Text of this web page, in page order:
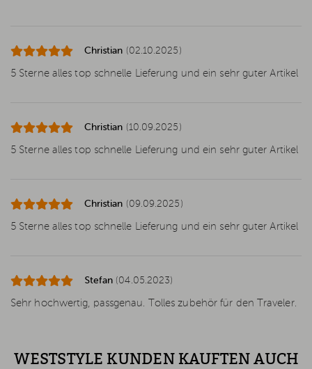
Christian (02.10.2025)
5 Sterne alles top schnelle Lieferung und ein sehr guter Artikel
Christian (10.09.2025)
5 Sterne alles top schnelle Lieferung und ein sehr guter Artikel
Christian (09.09.2025)
5 Sterne alles top schnelle Lieferung und ein sehr guter Artikel
Stefan (04.05.2023)
Sehr hochwertig, passgenau. Tolles zubehör für den Traveler.
WESTSTYLE KUNDEN KAUFTEN AUCH